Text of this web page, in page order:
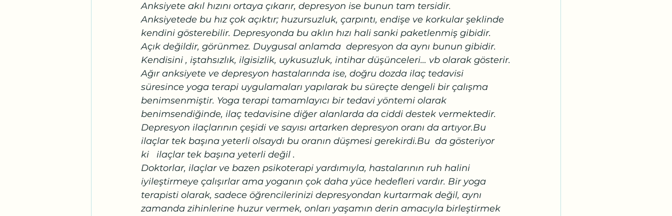
Anksiyete akıl hızını ortaya çıkarır, depresyon ise bunun tam tersidir.
Anksiyetede bu hız çok açıktır; huzursuzluk, çarpıntı, endişe ve korkular şeklinde
kendini gösterebilir. Depresyonda bu aklın hızı hali sanki paketlenmiş gibidir.
Açık değildir, görünmez. Duygusal anlamda  depresyon da aynı bunun gibidir.
Kendisini , iştahsızlık, ilgisizlik, uykusuzluk, intihar düşünceleri… vb olarak gösterir.
Ağır anksiyete ve depresyon hastalarında ise, doğru dozda ilaç tedavisi
süresince yoga terapi uygulamaları yapılarak bu süreçte dengeli bir çalışma
benimsenmiştir. Yoga terapi tamamlayıcı bir tedavi yöntemi olarak
benimsendiğinde, ilaç tedavisine diğer alanlarda da ciddi destek vermektedir.
Depresyon ilaçlarının çeşidi ve sayısı artarken depresyon oranı da artıyor.Bu
ilaçlar tek başına yeterli olsaydı bu oranın düşmesi gerekirdi.Bu  da gösteriyor
ki   ilaçlar tek başına yeterli değil .
Doktorlar, ilaçlar ve bazen psikoterapi yardımıyla, hastalarının ruh halini
iyileştirmeye çalışırlar ama yoganın çok daha yüce hedefleri vardır. Bir yoga
terapisti olarak, sadece öğrencilerinizi depresyondan kurtarmak değil, aynı
zamanda zihinlerine huzur vermek, onları yaşamın derin amacıyla birleştirmek